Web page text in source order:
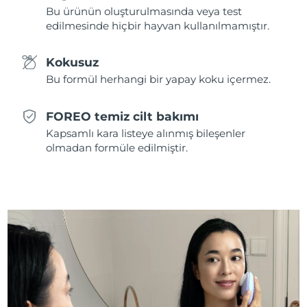
Bu ürünün oluşturulmasında veya test
edilmesinde hiçbir hayvan kullanılmamıştır.
Kokusuz
Bu formül herhangi bir yapay koku içermez.
FOREO temiz cilt bakımı
Kapsamlı kara listeye alınmış bileşenler
olmadan formüle edilmiştir.
Slovakya Tahmini teslim tarihi8/10/26
Slovenya
Güney Kore
Tahmini teslim tarihi
İsviçre Tahmini teslim tarihi
Tayvan Tahmini teslim tarihi8/15/26
Tayland Tahmini teslim tarihi 8/14/26